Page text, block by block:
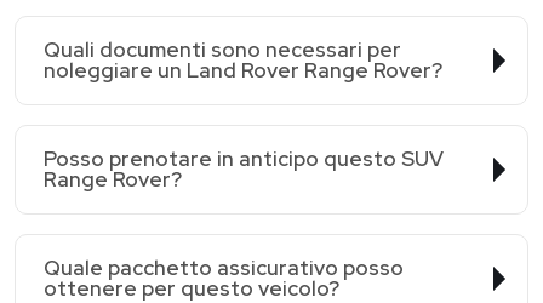
Quali documenti sono necessari per
noleggiare un Land Rover Range Rover?
Posso prenotare in anticipo questo SUV
Range Rover?
Quale pacchetto assicurativo posso
ottenere per questo veicolo?